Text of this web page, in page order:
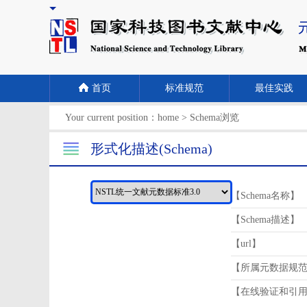
首页 标准规范 最佳实践
Your current position： home > Schema浏览
形式化描述(Schema)
【Schema名称】
【Schema描述】
【url】
【所属元数据规
【在线验证和引